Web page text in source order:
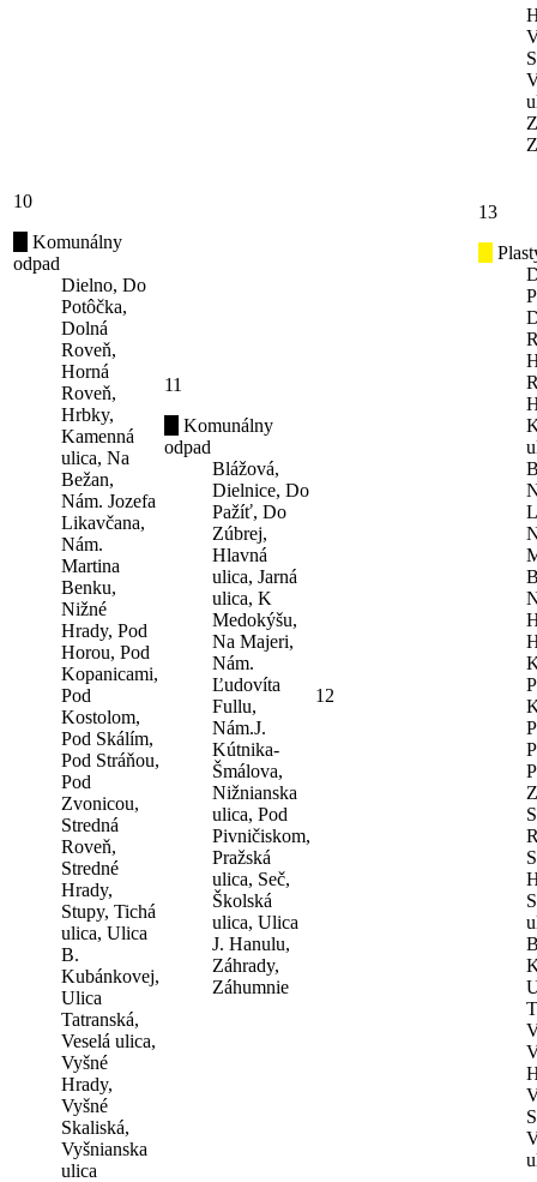
10
Komunálny
odpad
Dielno, Do
Potôčka,
Dolná
Roveň,
Horná
Roveň,
Hrbky,
Kamenná
ulica, Na
Bežan,
Nám. Jozefa
Likavčana,
Nám.
Martina
Benku,
Nižné
Hrady, Pod
Horou, Pod
Kopanicami,
Pod
Kostolom,
Pod Skálím,
Pod Stráňou,
Pod
Zvonicou,
Stredná
Roveň,
Stredné
Hrady,
Stupy, Tichá
ulica, Ulica
B.
Kubánkovej,
Ulica
Tatranská,
Veselá ulica,
Vyšné
Hrady,
Vyšné
Skaliská,
Vyšnianska
ulica
11
Komunálny
odpad
Blážová,
Dielnice, Do
Pažíť, Do
Zúbrej,
Hlavná
ulica, Jarná
ulica, K
Medokýšu,
Na Majeri,
Nám.
Ľudovíta
Fullu,
Nám.J.
Kútnika-
Šmálova,
Nižnianska
ulica, Pod
Pivničiskom,
Pražská
ulica, Seč,
Školská
ulica, Ulica
J. Hanulu,
Záhrady,
Záhumnie
12
13